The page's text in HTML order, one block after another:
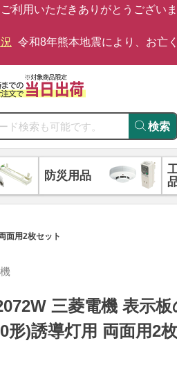
利用いただきありがとうござい
令和8年熊本地震により、お亡
検索
防災用品
面用2枚セット
三菱電機 表示
形)誘導灯用 両面用2